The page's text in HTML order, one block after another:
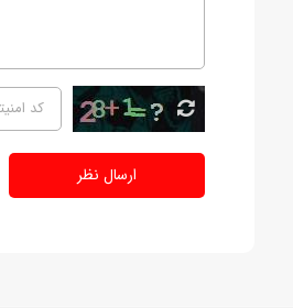
ارسال نظر